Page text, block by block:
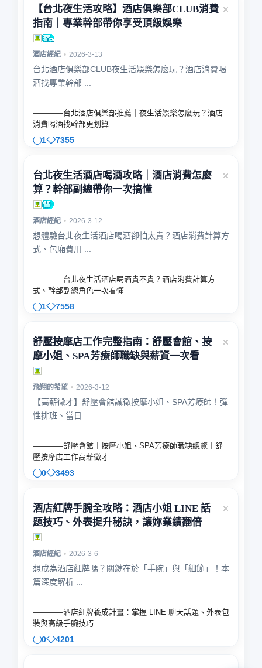
【台北夜生活攻略】酒店俱樂部CLUB消費
指南｜專業幹部帶你享受頂級娛樂
酒店經紀 • 2026-3-13
台北酒店俱樂部CLUB夜生活娛樂怎麼玩？酒店消費喝
酒找專業幹部 ...
————台北酒店俱樂部推薦｜夜生活娛樂怎麼玩？酒店
消費喝酒找幹部更划算
1 7355
台北夜生活酒店喝酒攻略｜酒店消費怎麼
算？幹部副總帶你一次搞懂
酒店經紀 • 2026-3-12
想體驗台北夜生活酒店喝酒卻怕太貴？酒店消費計算方
式、包廂費用 ...
————台北夜生活酒店喝酒貴不貴？酒店消費計算方
式、幹部副總角色一次看懂
1 7558
舒壓按摩店工作完整指南：舒壓會館、按
摩小姐、SPA芳療師職缺與薪資一次看
飛翔的希望 • 2026-3-12
【高薪徵才】舒壓會館誠徵按摩小姐、SPA芳療師！彈
性排班、當日 ...
————舒壓會館｜按摩小姐、SPA芳療師職缺總覽｜舒
壓按摩店工作高薪徵才
0 3493
酒店紅牌手腕全攻略：酒店小姐 LINE 話
題技巧、外表提升秘訣，讓妳業績翻倍
酒店經紀 • 2026-3-6
想成為酒店紅牌嗎？關鍵在於「手腕」與「細節」！本
篇深度解析 ...
————酒店紅牌養成計畫：掌握 LINE 聊天話題、外表包
裝與高級手腕技巧
0 4201